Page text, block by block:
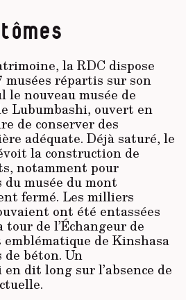
la RDC dispose
musées répartis sur son
nouveau musée de
Lubumbashi, ouvert en
de conserver des
adéquate. Déjà saturé, le
la construction de
notamment pour
musée du mont
fermé. Les milliers
ont été entassées
tour de l’Échangeur de
de Kinshasa
de béton. Un
dit long sur l’absence de